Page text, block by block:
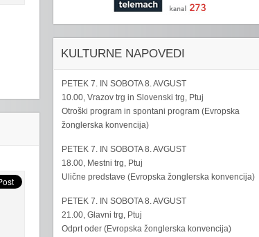
KULTURNE NAPOVEDI
PETEK 7. IN SOBOTA 8. AVGUST
10.00, Vrazov trg in Slovenski trg, Ptuj
Otroški program in spontani program (Evropska
žonglerska konvencija)
PETEK 7. IN SOBOTA 8. AVGUST
18.00, Mestni trg, Ptuj
Ulične predstave (Evropska žonglerska konvencija)
PETEK 7. IN SOBOTA 8. AVGUST
21.00, Glavni trg, Ptuj
Odprt oder (Evropska žonglerska konvencija)